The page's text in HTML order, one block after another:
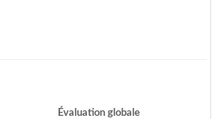
Évaluation globale